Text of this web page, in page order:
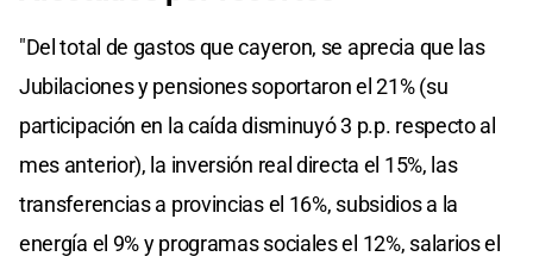
"Del total de gastos que cayeron, se aprecia que las
Jubilaciones y pensiones soportaron el 21% (su
participación en la caída disminuyó 3 p.p. respecto al
mes anterior), la inversión real directa el 15%, las
transferencias a provincias el 16%, subsidios a la
energía el 9% y programas sociales el 12%, salarios el